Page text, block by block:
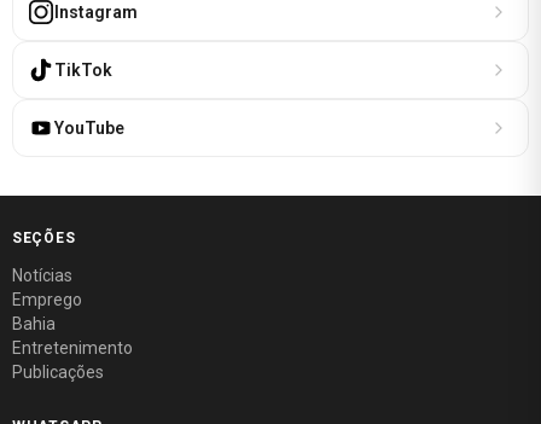
Instagram
TikTok
YouTube
SEÇÕES
Notícias
Emprego
Bahia
Entretenimento
Publicações